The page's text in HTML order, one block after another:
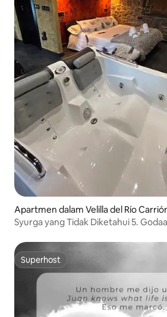
Apartmen dalam Velilla del Río
Syurga yang Tidak Diketahui 5.
Superhost
Superhost